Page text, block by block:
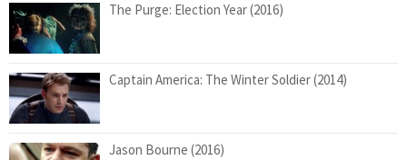
The Purge: Election Year (2016)
Captain America: The Winter Soldier (2014)
Jason Bourne (2016)